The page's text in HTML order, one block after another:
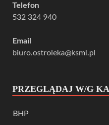
Telefon
532 324 940
Email
biuro.ostroleka@ksml.pl
PRZEGLĄDAJ W/G
BHP